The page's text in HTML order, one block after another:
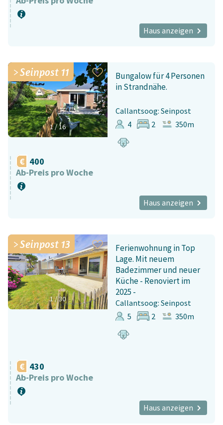
Haus anzeigen
1/16
Seinpost 11
Bungalow für 4 Personen
in Strandnähe.
Callantsoog: Seinpost
4
2 350m
400
Ab-Preis pro Woche
Haus anzeigen
1/30
Seinpost 13
Ferienwohnung in Top
Lage. Mit neuem
Badezimmer und neuer
Küche - Renoviert im
2025 -
Callantsoog: Seinpost
5
2 350m
430
Ab-Preis pro Woche
Haus anzeigen